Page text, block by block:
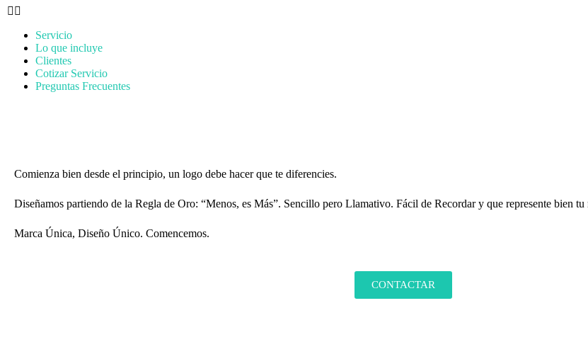
Servicio
Lo que incluye
Clientes
Cotizar Servicio
Preguntas Frecuentes
Comienza bien desde el principio, un logo debe hacer que te diferencies.
Diseñamos partiendo de la Regla de Oro: “Menos, es Más”. Sencillo pero Llamativo. Fácil de Recordar y que represente bien tu
Marca Única, Diseño Único. Comencemos.
CONTACTAR